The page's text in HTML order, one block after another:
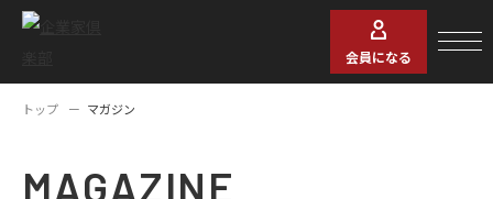
会員になる
トップ マガジン
MAGAZINE